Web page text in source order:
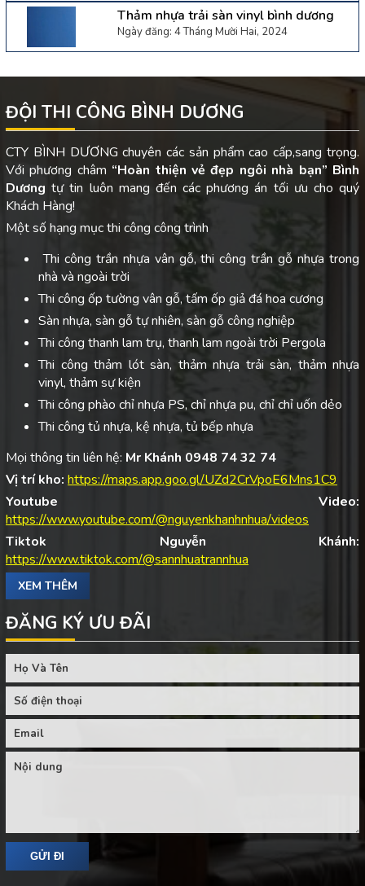
Thảm nhựa trải sàn vinyl bình dương
Ngày đăng: 4 Tháng Mười Hai, 2024
ĐỘI THI CÔNG BÌNH DƯƠNG
CTY BÌNH DƯƠNG chuyên các sản phẩm cao cấp,sang trọng.
Với phương châm “Hoàn thiện vẻ đẹp ngôi nhà bạn” Bình
Dươngtự tin luôn mang đến các phương án tối ưu cho quý
Khách Hàng!
Một số hạng mục thi công công trình
Thi công trần nhựa vân gỗ, thi công trần gỗ nhựa trong
nhà và ngoài trời
Thi công ốp tường vân gỗ, tấm ốp giả đá hoa cương
Sàn nhựa, sàn gỗ tự nhiên, sàn gỗ công nghiệp
Thi công thanh lam trụ, thanh lam ngoài trời Pergola
Thi công thảm lót sàn, thảm nhựa trải sàn, thảm nhựa
vinyl, thảm sự kiện
Thi công phào chỉ nhựa PS, chỉ nhựa pu, chỉ chỉ uốn dẻo
Thi công tủ nhựa, kệ nhựa, tủ bếp nhựa
Mọi thông tin liên hệ: Mr Khánh 0948 74 32 74
Vị trí kho: https://maps.app.goo.gl/UZd2CrVpoE6Mns1C9
Youtube Video:
https://www.youtube.com/@nguyenkhanhnhua/videos
Tiktok Nguyễn Khánh:
https://www.tiktok.com/@sannhuatrannhua
XEM THÊM
ĐĂNG KÝ ƯU ĐÃI